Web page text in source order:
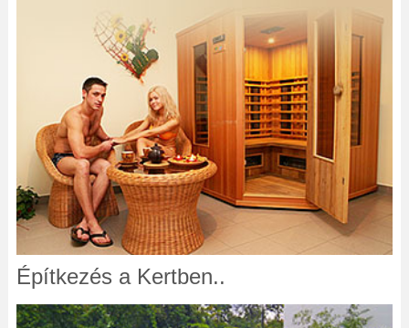
Építkezés a Kertben..